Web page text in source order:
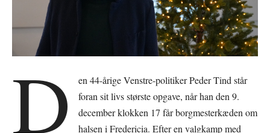
D
en 44-årige Venstre-politiker Peder Tind står
foran sit livs største opgave, når han den 9.
december klokken 17 får borgmesterkæden om
halsen i Fredericia. Efter en valgkamp med